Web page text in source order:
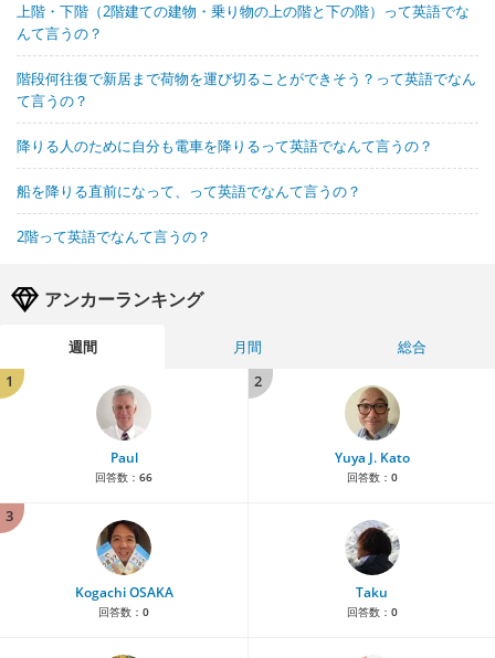
上階・下階（2階建ての建物・乗り物の上の階と下の階）って英語でな
んて言うの？
階段何往復で新居まで荷物を運び切ることができそう？って英語でなん
て言うの？
降りる人のために自分も電車を降りるって英語でなんて言うの？
船を降りる直前になって、って英語でなんて言うの？
2階って英語でなんて言うの？
アンカーランキング
週間 月間
総合
1
Paul
回答数： 66
2
Yuya J. Kato
回答数： 0
3
Kogachi OSAKA
回答数： 0
Taku
回答数： 0